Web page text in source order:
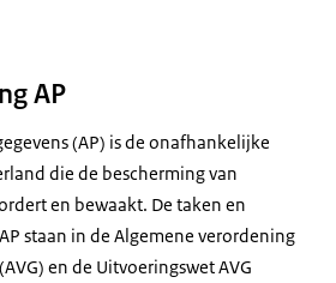
AP
(AP) is de onafhankelijke
die de bescherming van
en bewaakt. De taken en
staan in de Algemene verordening
en de Uitvoeringswet AVG